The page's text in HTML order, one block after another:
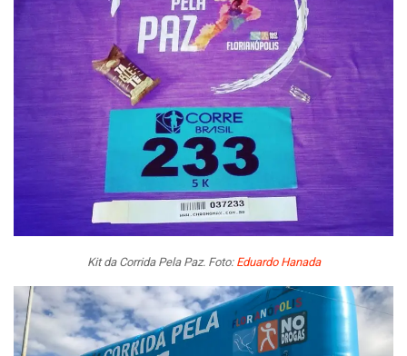
Kit da Corrida Pela Paz. Foto: Eduardo Hanada